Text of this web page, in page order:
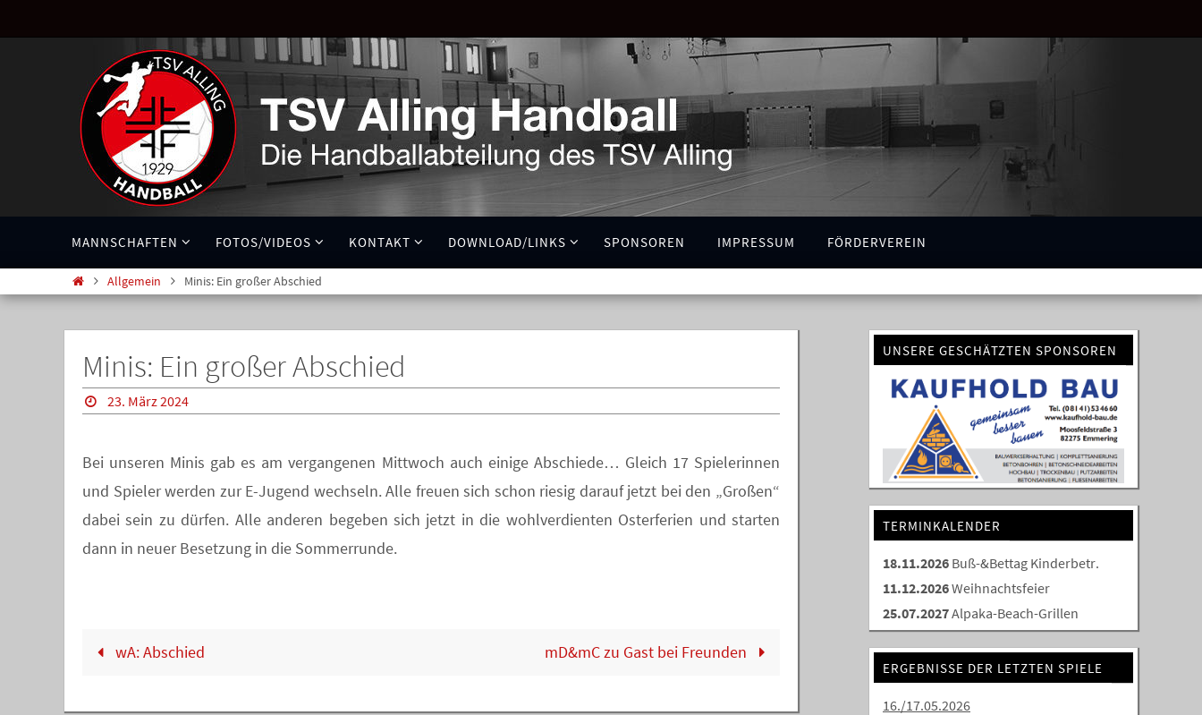
MANNSCHAFTEN FOTOS/VIDEOS KONTAKT DOWNLOAD/LINKS SPONSOREN IMPRESSUM FÖRDERVEREIN
Allgemein Minis: Ein großer Abschied
Minis: Ein großer Abschied
23. März 2024
Bei unseren Minis gab es am vergangenen Mittwoch auch einige Abschiede… Gleich 17 Spielerinnen
und Spieler werden zur E-Jugend wechseln. Alle freuen sich schon riesig darauf jetzt bei den „Großen“
dabei sein zu dürfen. Alle anderen begeben sich jetzt in die wohlverdienten Osterferien und starten
dann in neuer Besetzung in die Sommerrunde.
wA: Abschied mD&mC zu Gast bei Freunden
UNSERE GESCHÄTZTEN SPONSOREN
TERMINKALENDER
18.11.2026 Buß-&Bettag Kinderbetr.
11.12.2026Weihnachtsfeier
25.07.2027Alpaka-Beach-Grillen
ERGEBNISSE DER LETZTEN SPIELE
16./17.05.2026